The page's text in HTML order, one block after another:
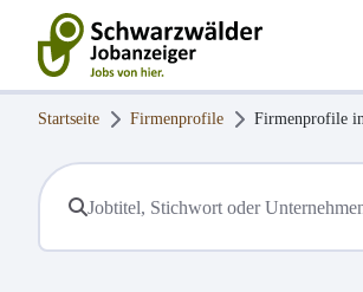
Startseite Firmenprofile Firmenprofile